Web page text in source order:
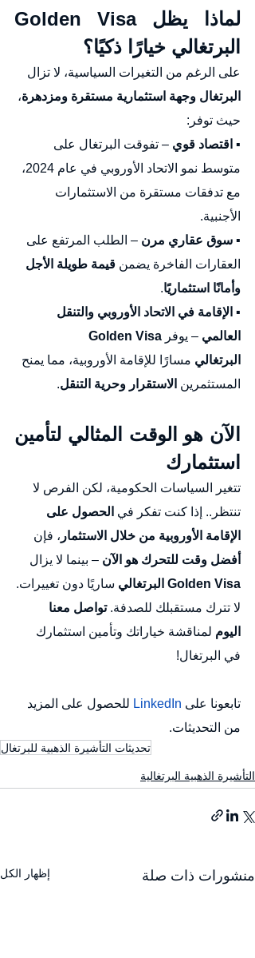
لماذا يظل
البرتغالي خيارًا ذكيًا؟
على الرغم من التغيرات السياسية، لا تزال
البرتغال وجهة استثمارية مستقرة ومزدهرة،
حيث توفر:
▪️ اقتصاد قوي – تفوقت البرتغال على
متوسط نمو الاتحاد الأوروبي في عام 2024،
مع تدفقات مستقرة من الاستثمارات
الأجنبية.
▪️ سوق عقاري مرن – الطلب المرتفع على
العقارات الفاخرة يضمن قيمة طويلة الأجل
وأمانًا استثماريًا.
▪️ الإقامة في الاتحاد الأوروبي والتنقل
العالمي – يوفر
البرتغالي مسارًا للإقامة الأوروبية، مما يمنح
المستثمرين الاستقرار وحرية التنقل.
استثمارك
تتغير السياسات الحكومية، لكن الفرص لا
تنتظر.. إذا كنت تفكر في الحصول على
الإقامة الأوروبية من خلال الاستثمار ، فإن
أفضل وقت للتحرك هو الآن – بينما لا يزال
Golden Visa البرتغالي
ساريًا دون تغييرات.
لا تترك مستقبلك للصدفة. تواصل معنا
اليوم لمناقشة خياراتك وتأمين استثمارك
في البرتغال!
تابعونا على LinkedIn للحصول على المزيد
من التحديثات.
تحديثات التأشيرة الذهبية للبرتغال
التأشيرة الذهبية البرتغالية
منشورات ذات صلة إظهار الكل